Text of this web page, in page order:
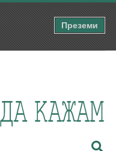
Преземи